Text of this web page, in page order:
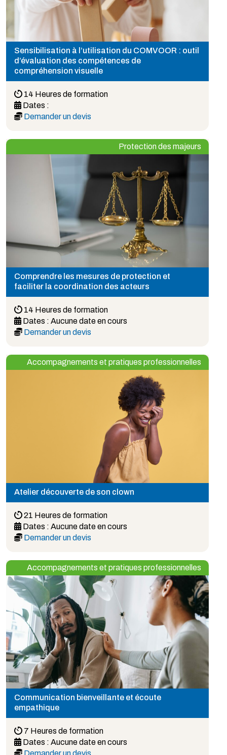
Sensibilisation à l’utilisation du COMVOOR : outil
d’évaluation des compétences de
compréhension visuelle
14 Heures de formation
Dates :
Demander un devis
Protection des majeurs
Comprendre les mesures de protection et
faciliter la coordination des acteurs
14 Heures de formation
Dates : Aucune date en cours
Demander un devis
Accompagnements et pratiques professionnelles
Atelier découverte de son clown
21 Heures de formation
Dates : Aucune date en cours
Demander un devis
Accompagnements et pratiques professionnelles
Communication bienveillante et écoute
empathique
7 Heures de formation
Dates : Aucune date en cours